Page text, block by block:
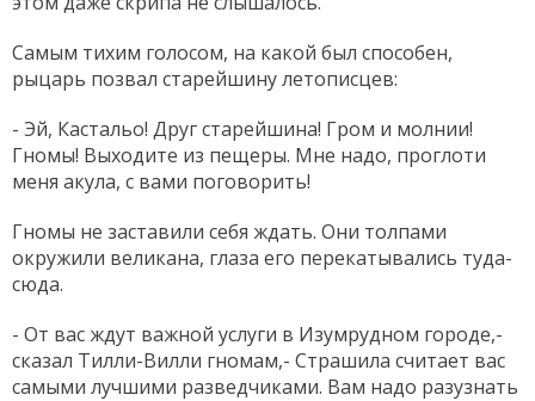
Самым тихим голосом, на какой был способен,
рыцарь позвал старейшину летописцев:
- Эй, Кастальо! Друг старейшина! Гром и молнии!
Гномы! Выходите из пещеры. Мне надо, проглоти
меня акула, с вами поговорить!
Гномы не заставили себя ждать. Они толпами
окружили великана, глаза его перекатывались туда-
сюда.
- От вас ждут важной услуги в Изумрудном городе,-
сказал Тилли-Вилли гномам,- Страшила считает вас
самыми лучшими разведчиками. Вам надо разузнать